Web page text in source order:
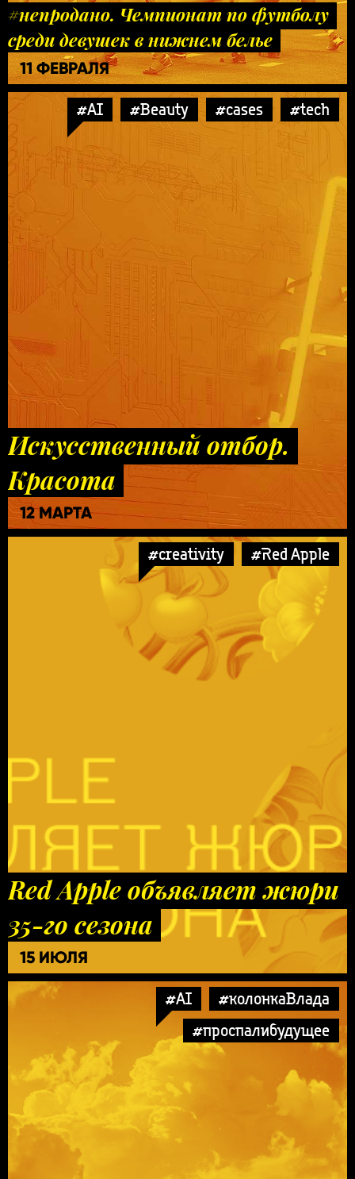
#непродано. Чемпионат по футболу
среди девушек в нижнем белье
11 ФЕВРАЛЯ
#AI #Beauty #cases #tech
Искусственный отбор.
Красота
12 МАРТА
#creativity #Red Apple
Red Apple объявляет жюри
35-го сезона
15 ИЮЛЯ
#AI
#колонкаВлада
#проспалибудущее